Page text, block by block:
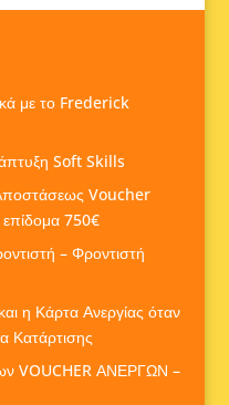
με το Frederick
Soft Skills
Voucher
750€
– Φροντιστή
η Κάρτα Ανεργίας όταν
Κατάρτισης
VOUCHER ΑΝΕΡΓΩΝ –